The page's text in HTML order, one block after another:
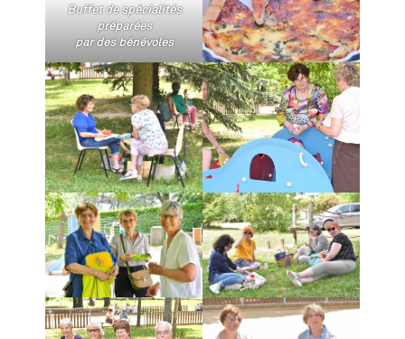
Buffet de spécialités
préparées
par des bénévoles